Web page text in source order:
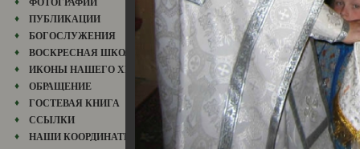
ПУБЛИКАЦИИ
БОГОСЛУЖЕНИЯ
ВОСКРЕСНАЯ ШКОЛА
ИКОНЫ НАШЕГО ХРАМА
ОБРАЩЕНИЕ
ГОСТЕВАЯ КНИГА
ССЫЛКИ
НАШИ КООРДИНАТЫ